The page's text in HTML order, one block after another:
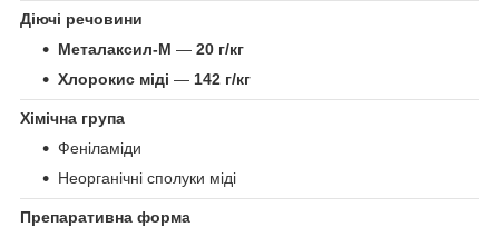
Діючі речовини
Металаксил-М — 20 г/кг
Хлорокис міді — 142 г/кг
Хімічна група
Феніламіди
Неорганічні сполуки міді
Препаративна форма